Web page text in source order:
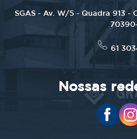
SGAS - Av. W/5 - Quadra 913 -
61
Nossas